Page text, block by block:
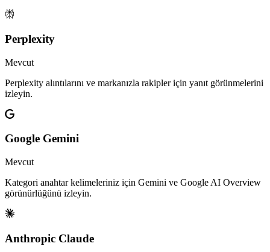
Perplexity
Mevcut
Perplexity alıntılarını ve markanızla rakipler için yanıt görünmelerini
izleyin.
Google Gemini
Mevcut
Kategori anahtar kelimeleriniz için Gemini ve Google AI Overview
görünürlüğünü izleyin.
Anthropic Claude